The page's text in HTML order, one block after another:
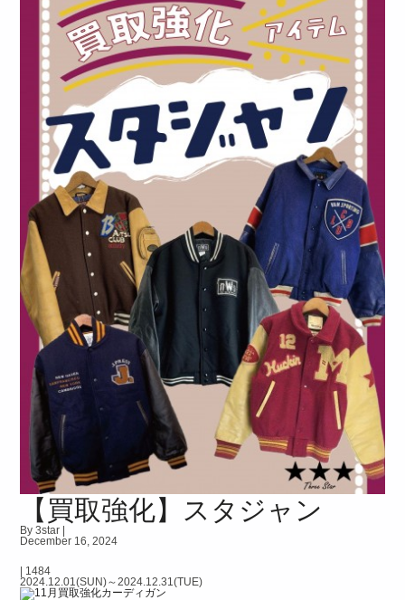
【買取強化】スタジャン
By 3star |
December 16, 2024
1484
2024.12.01(SUN)～2024.12.31(TUE)